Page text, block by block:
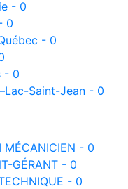
- 0
0
- 0
- 0
Saint-Jean - 0
MÉCANICIEN - 0
GÉRANT - 0
- 0